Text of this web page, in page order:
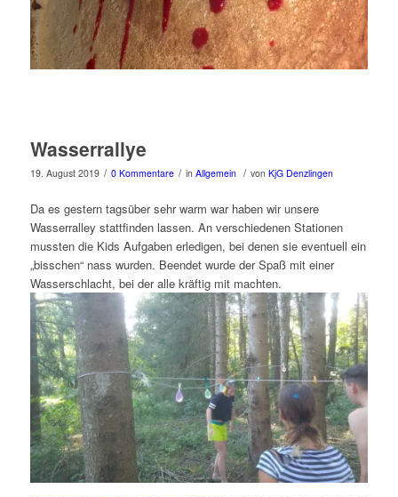
Wasserrallye
19. August 2019 / 0 Kommentare / in Allgemein / von KjG Denzlingen
Da es gestern tagsüber sehr warm war haben wir unsere
Wasserralley stattfinden lassen. An verschiedenen Stationen
mussten die Kids Aufgaben erledigen, bei denen sie eventuell ein
„bisschen“ nass wurden. Beendet wurde der Spaß mit einer
Wasserschlacht, bei der alle kräftig mit machten.